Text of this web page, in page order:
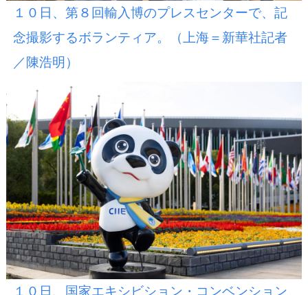
１０日、第８回輸入博のプレスセンターで、記
念撮影するボランティア。（上海＝新華社記者
／陳浩明）
１０日、国家エキシビション・コンベンション